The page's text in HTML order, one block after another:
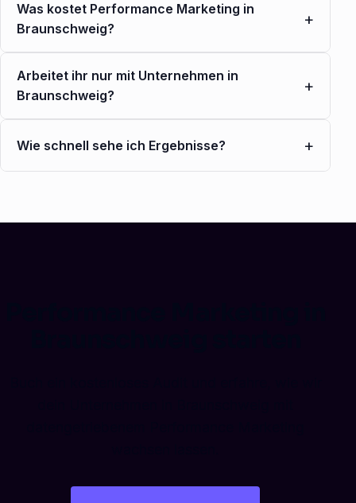
Was kostet Performance Marketing in
Braunschweig?
+
Arbeitet ihr nur mit Unternehmen in
Braunschweig?
+
Wie schnell sehe ich Ergebnisse? +